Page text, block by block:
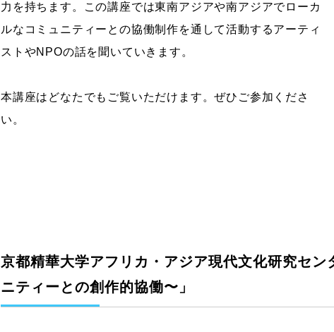
力を持ちます。この講座では東南アジアや南アジアでローカ
ルなコミュニティーとの協働制作を通して活動するアーティ
ストやNPOの話を聞いていきます。
本講座はどなたでもご覧いただけます。ぜひご参加くださ
い。
京都精華大学アフリカ・アジア現代文化研究セ
ニティーとの創作的協働〜」